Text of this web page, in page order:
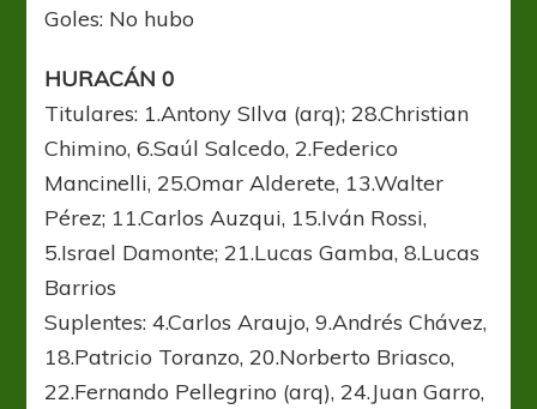
Goles: No hubo
HURACÁN 0
Titulares: 1.Antony SIlva (arq); 28.Christian
Chimino, 6.Saúl Salcedo, 2.Federico
Mancinelli, 25.Omar Alderete, 13.Walter
Pérez; 11.Carlos Auzqui, 15.Iván Rossi,
5.Israel Damonte; 21.Lucas Gamba, 8.Lucas
Barrios
Suplentes: 4.Carlos Araujo, 9.Andrés Chávez,
18.Patricio Toranzo, 20.Norberto Briasco,
22.Fernando Pellegrino (arq), 24.Juan Garro,